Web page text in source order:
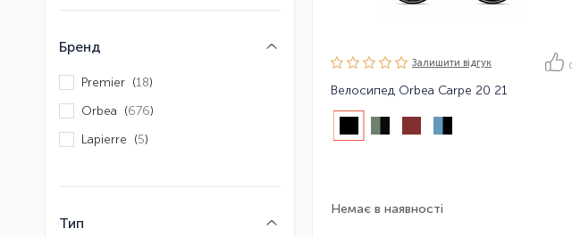
Бренд
Premier (18)
Orbea (676)
Lapierre (5)
Тип
Залишити вiдгук
Велосипед Orbea Carpe 20 21
Немає в наявності